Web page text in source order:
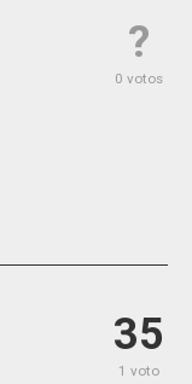
?
0 votos
35
1 voto